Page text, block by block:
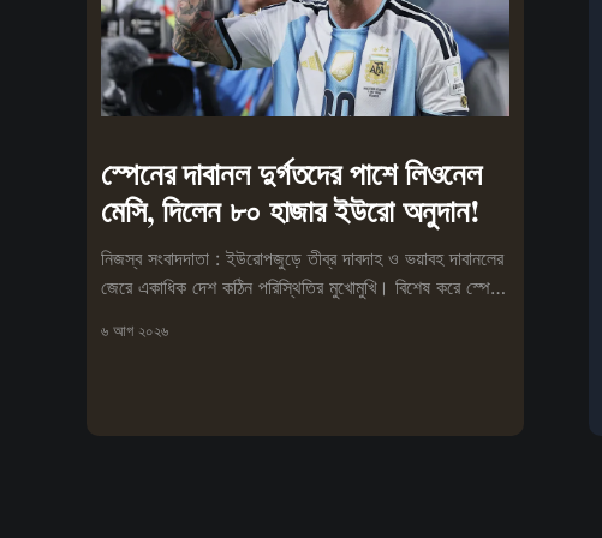
স্পেনের দাবানল দুর্গতদের পাশে লিওনেল
মেসি, দিলেন ৮০ হাজার ইউরো অনুদান!
নিজস্ব সংবাদদাতা : ইউরোপজুড়ে তীব্র দাবদাহ ও ভয়াবহ দাবানলের
জেরে একাধিক দেশ কঠিন পরিস্থিতির মুখোমুখি। বিশেষ করে স্পেনে
৬ আগ ২০২৬